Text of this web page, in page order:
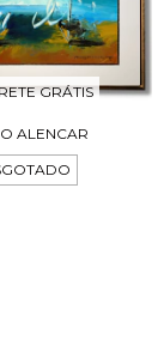
GRÁTIS
ALENCAR